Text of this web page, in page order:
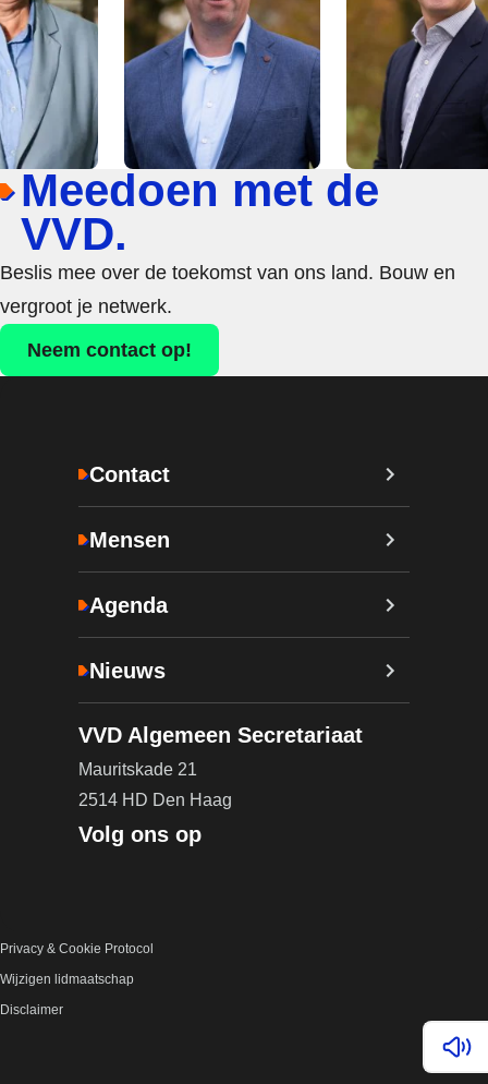
Lees
Meedoen met de
VVD.
Beslis mee over de toekomst van ons land. Bouw en
vergroot je netwerk.
Neem contact op!
Contact
Mensen
Agenda
Nieuws
VVD Algemeen Secretariaat
Mauritskade 21
2514 HD Den Haag
Volg ons op
Privacy & Cookie Protocol
Wijzigen lidmaatschap
Disclaimer